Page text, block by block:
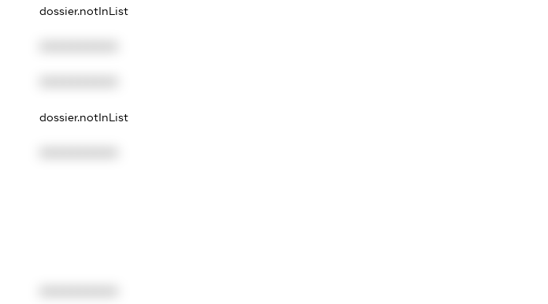
dossier.notInList
dossier.notInList